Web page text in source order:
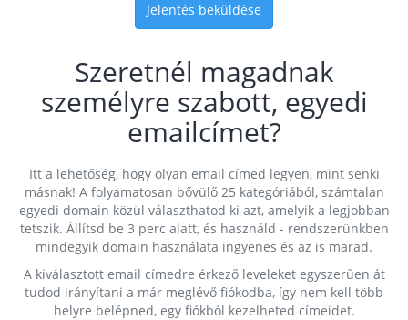
Jelentés beküldése
Szeretnél magadnak
személyre szabott, egyedi
emailcímet?
Itt a lehetőség, hogy olyan email címed legyen, mint senki
másnak! A folyamatosan bővülő 25 kategóriából, számtalan
egyedi domain közül választhatod ki azt, amelyik a legjobban
tetszik. Állítsd be 3 perc alatt, és használd - rendszerünkben
mindegyik domain használata ingyenes és az is marad.
A kiválasztott email címedre érkező leveleket egyszerűen át
tudod irányítani a már meglévő fiókodba, így nem kell több
helyre belépned, egy fiókból kezelheted címeidet.